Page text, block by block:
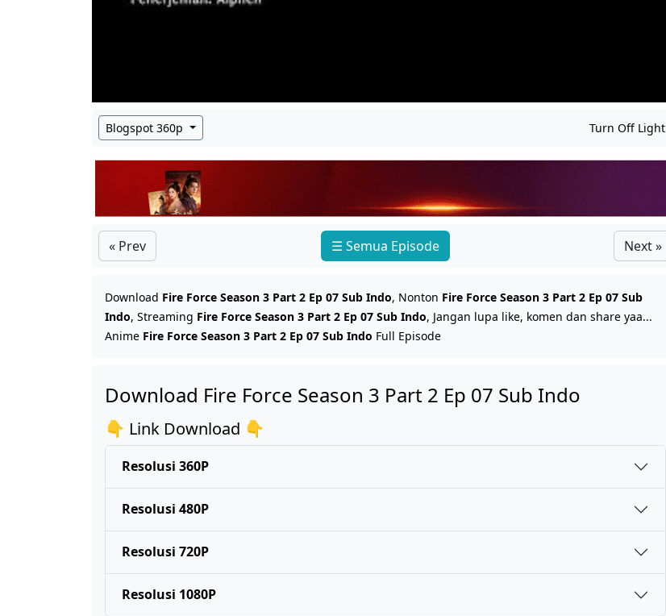
Blogspot 360p Turn Off Light
« Prev ☰ Semua Episode Next »
Download Fire Force Season 3 Part 2 Ep 07 Sub Indo, Nonton Fire Force Season 3 Part 2 Ep 07 Sub
Indo, Streaming Fire Force Season 3 Part 2 Ep 07 Sub Indo, Jangan lupa like, komen dan share yaa...
Anime Fire Force Season 3 Part 2 Ep 07 Sub Indo Full Episode
Download Fire Force Season 3 Part 2 Ep 07 Sub Indo
👇 Link Download 👇
Resolusi 360P
Resolusi 480P
Resolusi 720P
Resolusi 1080P